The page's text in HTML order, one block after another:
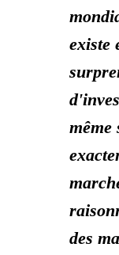
existe
même
des